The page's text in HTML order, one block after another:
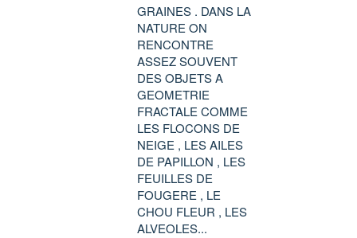
GRAINES . DANS LA
NATURE ON
RENCONTRE
ASSEZ SOUVENT
DES OBJETS A
GEOMETRIE
FRACTALE COMME
LES FLOCONS DE
NEIGE , LES AILES
DE PAPILLON , LES
FEUILLES DE
FOUGERE , LE
CHOU FLEUR , LES
ALVEOLES...